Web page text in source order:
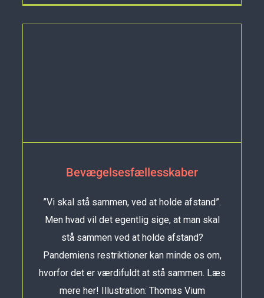
Bevægelsesfællesskaber
”Vi skal stå sammen, ved at holde afstand”.
Men hvad vil det egentlig sige, at man skal
stå sammen ved at holde afstand?
Pandemiens restriktioner kan minde os om,
hvorfor det er værdifuldt at stå sammen. Læs
mere her! Illustration: Thomas Vium